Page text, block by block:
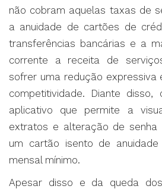
não cobram aquelas taxas de
a anuidade de cartões de
transferências bancárias e a
corrente a receita de
sofrer uma redução expressiva
competitividade. Diante
aplicativo que permite a
extratos e alteração de
um cartão isento de
mensal mínimo.
Apesar disso e da queda